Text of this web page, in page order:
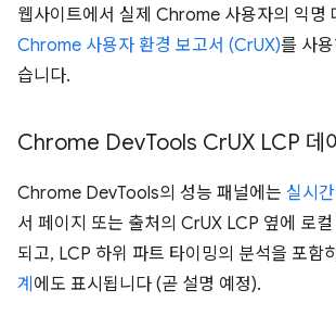
웹사이트에서 실제 Chrome 사용자의 익명
Chrome 사용자 환경 보고서 (CrUX)를 사
습니다.
Chrome DevTools CrUX LCP 데
Chrome DevTools의 성능 패널에는 실시
서 페이지 또는 출처의 CrUX LCP 옆에 로컬
되고, LCP 하위 파트 타이밍의 분석을 포함
계 에도 표시됩니다 (곧 설명 예정).